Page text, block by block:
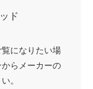
ド
になりたい場
らメーカーの
。